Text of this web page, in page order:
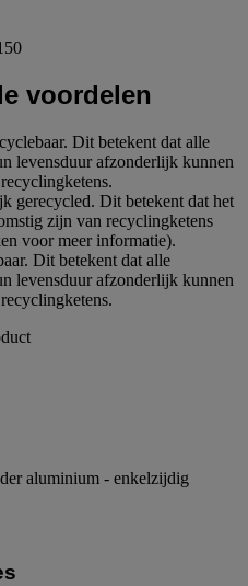
voordelen
Dit betekent dat alle
levensduur afzonderlijk kunnen
gerecycled. Dit betekent dat het
zijn van recyclingketens
voor meer informatie).
Dit betekent dat alle
levensduur afzonderlijk kunnen
aluminium - enkelzijdig